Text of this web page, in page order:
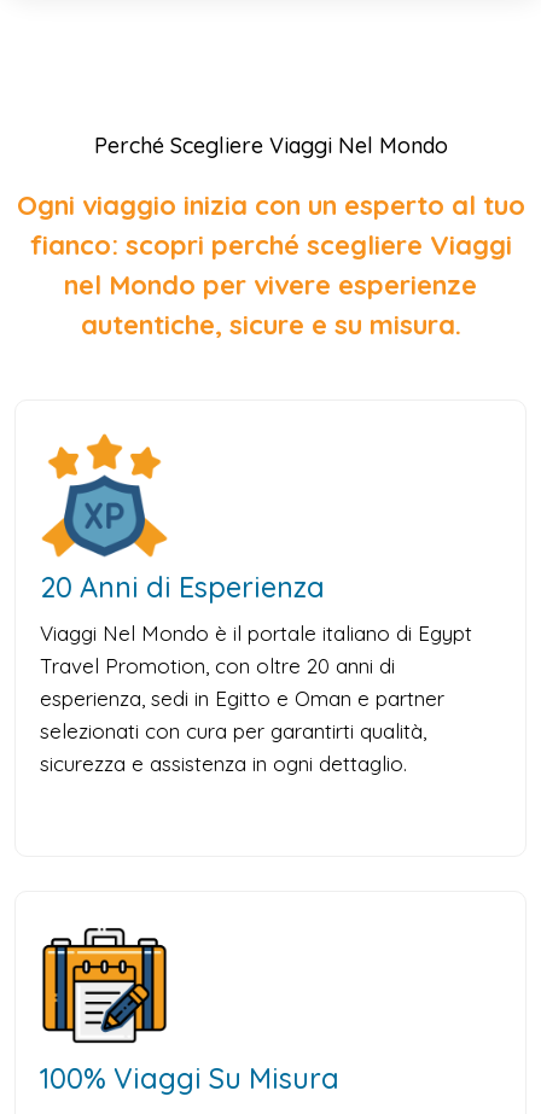
Perché Scegliere Viaggi Nel Mondo
Ogni viaggio inizia con un esperto al tuo
fianco: scopri perché scegliere Viaggi
nel Mondo per vivere esperienze
autentiche, sicure e su misura.
20 Anni di Esperienza
Viaggi Nel Mondo è il portale italiano di Egypt
Travel Promotion, con oltre 20 anni di
esperienza, sedi in Egitto e Oman e partner
selezionati con cura per garantirti qualità,
sicurezza e assistenza in ogni dettaglio.
100% Viaggi Su Misura